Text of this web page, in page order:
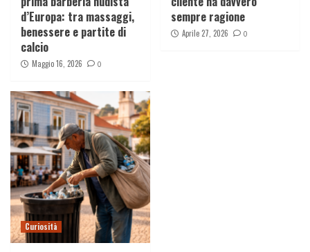
d’Europa: tra massaggi,
benessere e partite di
calcio
Maggio 16, 2026 0
sempre ragione
Aprile 27, 2026 0
Curiosità